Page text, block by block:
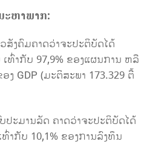
ະຫາພາກ:
ງຄົມຄາດວ່າຈະປະຕິບັດໄດ້
ເທົ່າກັບ 97,9% ຂອງແຜນການ ຫລື
ງ GDP (ມະຕິສະພາ 173.329 ຕື້
ປະມານລັດ ຄາດວ່າຈະປະຕິບັດໄດ້
ທົ່າກັບ 10,1% ຂອງການລົງທຶນ